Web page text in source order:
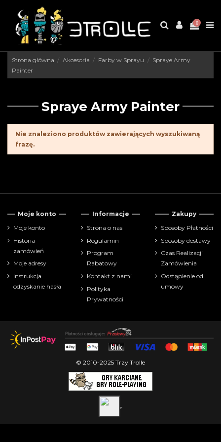
0
Strona główna Akcesoria Farby w Sprayu
Spraye Army
Painter
Spraye Army Painter
Nie znaleziono produktów zawierających wyszukiwaną
frazę.
Moje konto
Moje konto
Historia
zamówień
Moje adresy
Instrukcja
odzyskanie hasła
Informacje
Strona o nas
Regulamin
Program
Rabatowy
Kontakt z nami
Polityka
Prywatności
Zakupy
Sposoby Płatności
Sposoby dostawy
Czas Realizacji
Zamówienia
Odstąpienie od
umowy
© 2010-2025 Trzy Trolle